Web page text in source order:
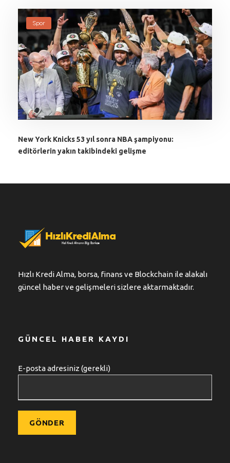
Spor
New York Knicks 53 yıl sonra NBA şampiyonu:
editörlerin yakın takibindeki gelişme
Hızlı Kredi Alma, borsa, finans ve Blockchain ile alakalı
güncel haber ve gelişmeleri sizlere aktarmaktadır.
GÜNCEL HABER KAYDI
E-posta adresiniz (gerekli)